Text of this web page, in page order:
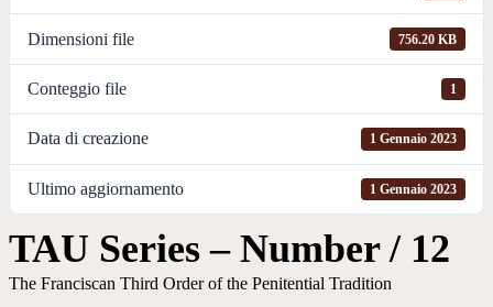
Dimensioni file 756.20 KB
Conteggio file 1
Data di creazione 1 Gennaio 2023
Ultimo aggiornamento 1 Gennaio 2023
TAU Series – Number / 12
The Franciscan Third Order of the Penitential Tradition